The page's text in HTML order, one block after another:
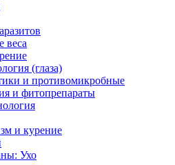
веса
(глаза)
и противомикробные
и фитопрепараты
и курение
Ухо